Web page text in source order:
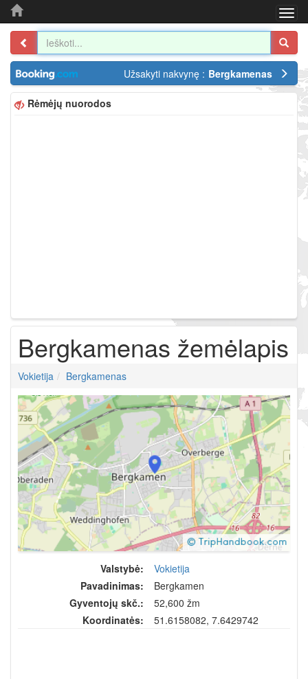
Užsakyti nakvynę : Bergkamenas
Rėmėjų nuorodos
Bergkamenas žemėlapis
Vokietija Bergkamenas
Valstybė:
Vokietija
Pavadinimas:
Bergkamen
Gyventojų skč.:
52,600 žm
Koordinatės:
51.6158082, 7.6429742